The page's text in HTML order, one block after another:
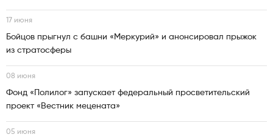
17 июня
Бойцов прыгнул с башни «Меркурий» и анонсировал прыжок
из стратосферы
08 июня
Фонд «Полилог» запускает федеральный просветительский
проект «Вестник мецената»
05 июня